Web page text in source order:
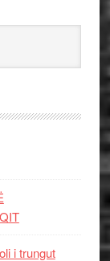
i trungut